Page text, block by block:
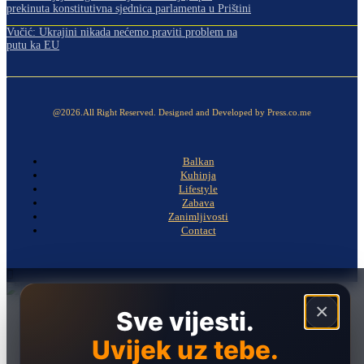
prekinuta konstitutivna sjednica parlamenta u Prištini
Vučić: Ukrajini nikada nećemo praviti problem na
putu ka EU
@2026.All Right Reserved. Designed and Developed by Press.co.me
Balkan
Kuhinja
Lifestyle
Zabava
Zanimljivosti
Contact
×
Sve vijesti.
Uvijek uz tebe.